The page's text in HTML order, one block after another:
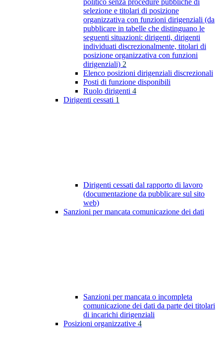
politico senza procedure pubbliche di
selezione e titolari di posizione
organizzativa con funzioni dirigenziali (da
pubblicare in tabelle che distinguano le
seguenti situazioni: dirigenti, dirigenti
individuati discrezionalmente, titolari di
posizione organizzativa con funzioni
dirigenziali) 2
Elenco posizioni dirigenziali discrezionali
Posti di funzione disponibili
Ruolo dirigenti 4
Dirigenti cessati 1
Dirigenti cessati dal rapporto di lavoro
(documentazione da pubblicare sul sito
web)
Sanzioni per mancata comunicazione dei dati
Sanzioni per mancata o incompleta
comunicazione dei dati da parte dei titolari
di incarichi dirigenziali
Posizioni organizzative 4